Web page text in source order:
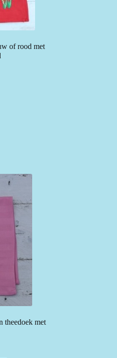
of rood met
theedoek met